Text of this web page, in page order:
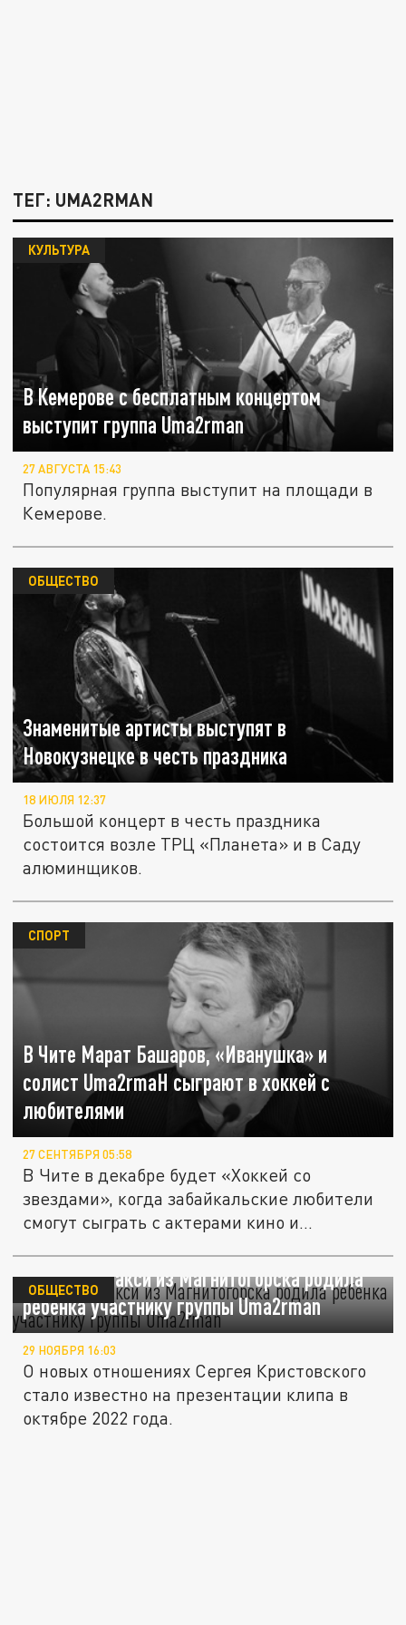
ТЕГ: UMA2RMAN
В Кемерове с бесплатным концертом
выступит группа Uma2rman
КУЛЬТУРА
27 АВГУСТА 15:43
Популярная группа выступит на площади в
Кемерове.
Знаменитые артисты выступят в
Новокузнецке в честь праздника
ОБЩЕСТВО
18 ИЮЛЯ 12:37
Большой концерт в честь праздника
состоится возле ТРЦ «Планета» и в Саду
алюминщиков.
В Чите Марат Башаров, «Иванушка» и
солист Uma2rmaH сыграют в хоккей с
любителями
СПОРТ
27 СЕНТЯБРЯ 05:58
В Чите в декабре будет «Хоккей со
звездами», когда забайкальские любители
смогут сыграть с актерами кино и...
Водитель такси из Магнитогорска родила
ребёнка участнику группы Uma2rman
ОБЩЕСТВО
29 НОЯБРЯ 16:03
О новых отношениях Сергея Кристовского
стало известно на презентации клипа в
октябре 2022 года.